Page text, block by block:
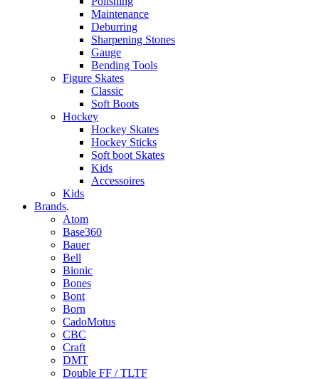
Maintenance
Deburring
Sharpening Stones
Gauge
Bending Tools
Figure Skates
Classic
Soft Boots
Hockey
Hockey Skates
Hockey Sticks
Soft boot Skates
Kids
Accessoires
Kids
Brands.
Atom
Base360
Bauer
Bell
Bionic
Bones
Bont
Born
CadoMotus
CBC
Craft
DMT
Double FF / TLTF